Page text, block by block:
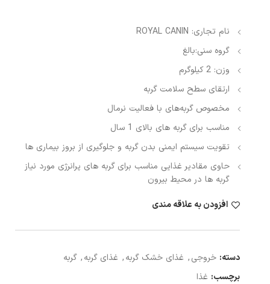
نام تجاری: ROYAL CANIN
گروه سنی:بالغ
وزن: 2 کیلوگرم
ارتقای سطح سلامت گربه
مخصوص گربه‌های با فعالیت نرمال
مناسب برای گربه های بالای 1 سال
تقویت سیستم ایمنی بدن گربه و جلوگیری از بروز بیماری ها
حاوی مقادیر غذایی مناسب برای گربه های پرانرژی مورد نیاز
گربه ها در محیط بیرون
افزودن به علاقه مندی
دسته: خروجی, غذای خشک گربه, غذای گربه, گربه
برچسب: غذا